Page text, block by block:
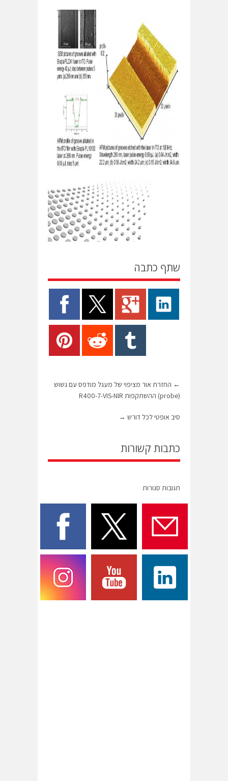
שתף כתבה
← החזרת אור מציפוי של מעגל מודפס עם גשוש
(probe) ההשתקפות R400-7-VIS-NIR
סיב אופטי לכל דורש →
כתבות קשורות
תגובות סגורות